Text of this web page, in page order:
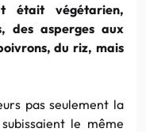
était végétarien,
des asperges aux
du riz, mais
pas seulement la
le même